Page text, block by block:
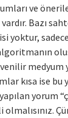
ve
Bazı
sadece
kısa ise bu
yorum